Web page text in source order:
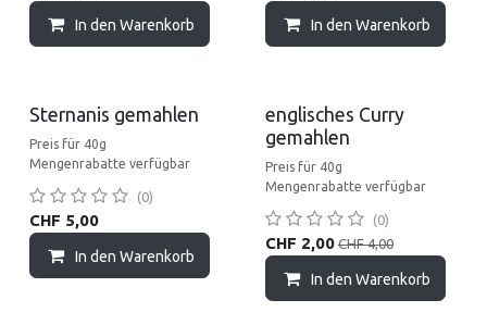
In den Warenkorb In den Warenkorb
Sternanis gemahlen
Preis für 40g
Mengenrabatte verfügbar
(0)
CHF 5,00
In den Warenkorb
Sale
englisches Curry
gemahlen
Preis für 40g
Mengenrabatte verfügbar
(0)
CHF 2,00 CHF4,00
In den Warenkorb